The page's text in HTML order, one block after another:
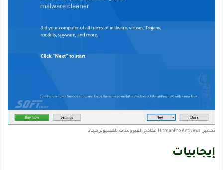
تحميل HitmanPro Antivirus مكافح الفيروسات للكمبيوتر مجانا
إيجابيات